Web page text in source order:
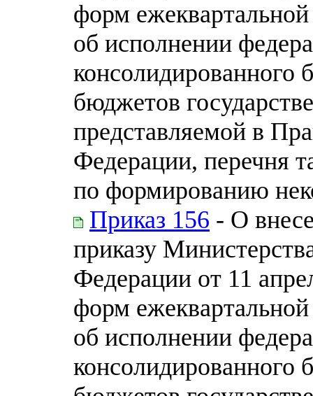
форм
об исполнении
консолидированного
бюджетов
представляемой в
Федерации, перечня
по формированию
Приказ 156 - О
приказу
Федерации от 11
форм
об исполнении
консолидированного